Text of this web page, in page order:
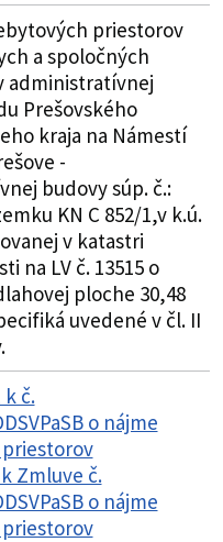
priestorov
a spoločných
administratívnej
Prešovského
kraja na Námestí
-
budovy súp. č.:
KN C 852/1,v k.ú.
v katastri
na LV č. 13515 o
ploche 30,48
uvedené v čl. II
k č.
o nájme
Zmluve č.
o nájme